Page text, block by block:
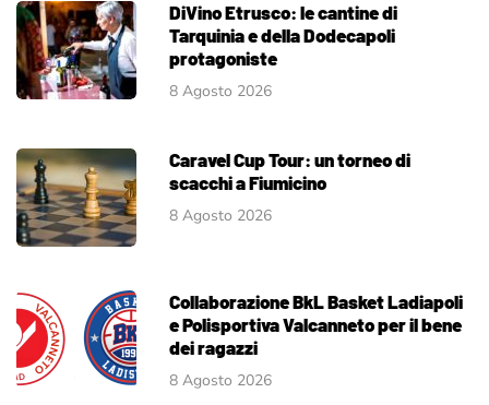
DiVino Etrusco: le cantine di
Tarquinia e della Dodecapoli
protagoniste
8 Agosto 2026
Caravel Cup Tour: un torneo di
scacchi a Fiumicino
8 Agosto 2026
Collaborazione BkL Basket Ladiapoli
e Polisportiva Valcanneto per il bene
dei ragazzi
8 Agosto 2026